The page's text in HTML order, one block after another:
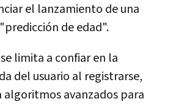
el lanzamiento de una
de edad".
limita a confiar en la
del usuario al registrarse,
algoritmos avanzados para